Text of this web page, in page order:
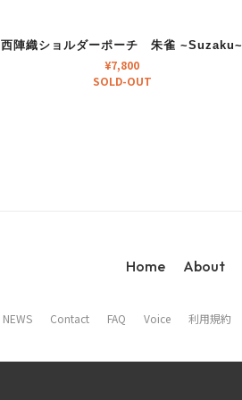
西陣織ショルダーポーチ 朱雀 ~Suzaku~
¥7,800
SOLD-OUT
Home About
NEWS Contact FAQ Voice 利用規約